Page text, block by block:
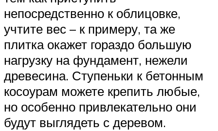
непосредственно к облицовке,
учтите вес – к примеру, та же
плитка окажет гораздо большую
нагрузку на фундамент, нежели
древесина. Ступеньки к бетонным
косоурам можете крепить любые,
но особенно привлекательно они
будут выглядеть с деревом.